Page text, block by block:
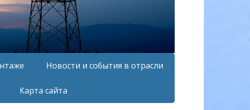
Новости и события в отрасли
Карта сайта